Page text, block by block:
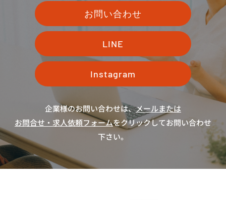
お問い合わせ
LINE
Instagram
企業様のお問い合わせは、メールまたは
お問合せ・求人依頼フォームをクリックしてお問い合わせ
下さい。